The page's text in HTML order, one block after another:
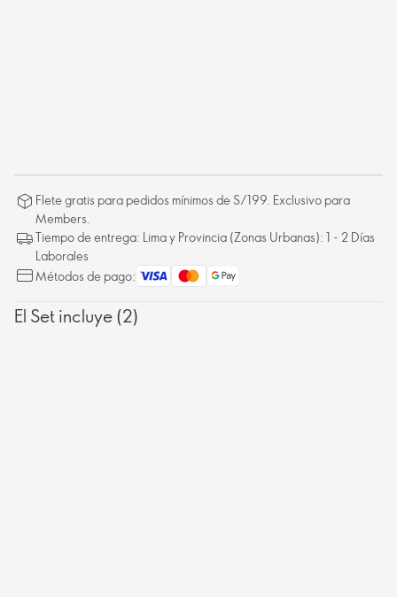
Flete gratis para pedidos mínimos de S/199. Exclusivo para
Members.
Tiempo de entrega: Lima y Provincia (Zonas Urbanas): 1 - 2 Días
Laborales
Métodos de pago:
El Set incluye (2)